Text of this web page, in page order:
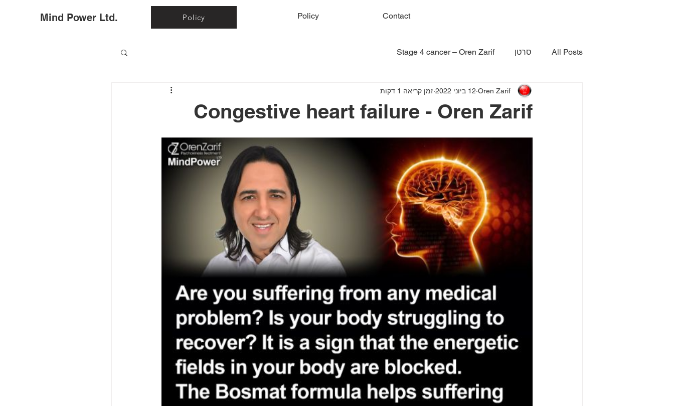
Mind Power Ltd. Policy Contact
Policy
All Posts סרטן Stage 4 cancer – Oren Zarif
Congestive heart failure - Oren Zarif
Oren Zarif 12 ביוני 2022 זמן קריאה 1 דקות